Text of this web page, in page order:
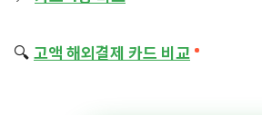
🔍 고액 해외결제 카드 비교